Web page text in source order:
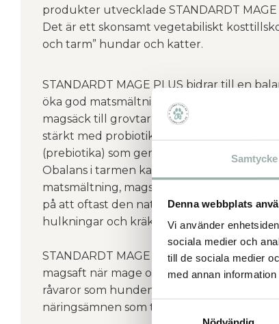
Samtycke
Denna webbplats
Vi använder
sociala medier och
till de sociala medier
med annan
Samtyckesval
produkter utvecklade STANDARDT MAGE
Det är ett skonsamt vegetabiliskt
och tarm” hundar och katter.
STANDARDT MAGE PLUS bidrar till en
öka god matsmältning och ge en
magsäck till grovtarm hos känsliga hundar
stärkt med probiotika och stimulerar
(prebiotika) som ger ett ökat upptag
Obalans i tarmen kan visa sig i
matsmältning, magsmärtor, diarré, gaser,
på att oftast den naturliga tarmfloran
hulkningar och kräkningar kan vara
STANDARDT MAGE PLUS absorberar och
magsaft när mage och tarm är i obalans.
råvaror som hunden får via sin kost och
näringsämnen som tillförs i kosten.